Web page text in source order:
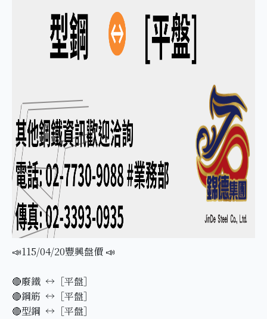
📣115/04/20豐興盤價 📣
🔴廢鐵 ↔️［平盤］
🔴鋼筋 ↔️［平盤］
🔴型鋼 ↔️［平盤］